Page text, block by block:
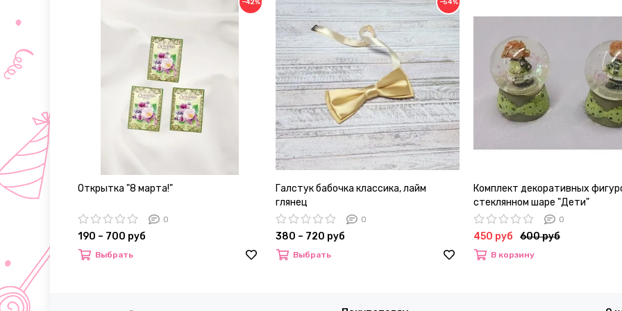
−42%
Открытка "8 марта!"
0
190 – 700 руб
Выбрать
−54%
Галстук бабочка классика, лайм
глянец
0
380 – 720 руб
Выбрать
Комплект декоративных
стеклянном шаре "Дети"
0
450 руб 600 руб
В корзину